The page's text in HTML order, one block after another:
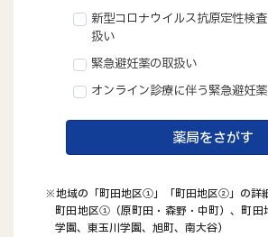
新型コロナウイルス抗原定性検
扱い
緊急避妊薬の取扱い
オンライン診療に伴う緊急避妊
薬局をさがす
※地域の「町田地区①」「町田地区②」の詳細
町田地区①（原町田・森野・中町）、町
学園、東玉川学園、旭町、南大谷）